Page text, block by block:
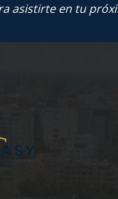
asistirte en tu